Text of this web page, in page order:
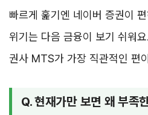
빠르게 훑기엔 네이버 증권이
위기는 다음 금융이 보기 쉬워
권사 MTS가 가장 직관적인 편
Q. 현재가만 보면 왜 부족